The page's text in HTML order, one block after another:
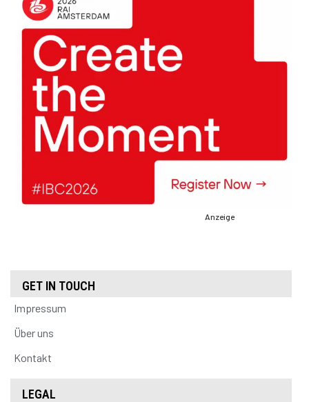
Anzeige
GET IN TOUCH
Impressum
Über uns
Kontakt
LEGAL